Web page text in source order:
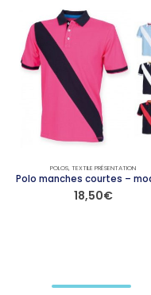
POLOS, TEXTILE PRÉSENTATION
18,50€